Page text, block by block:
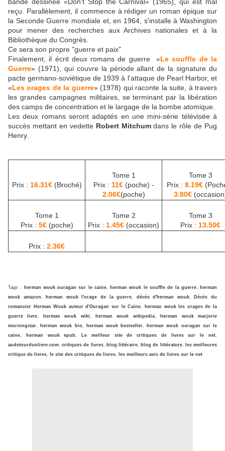
reçu. Parallèlement, il commence à rédiger un roman épique sur
la Seconde Guerre mondiale et, en 1964, s'installe à Washington
pour mener des recherches aux Archives nationales et à la
Bibliothèque du Congrès.
Ce sera son propre "guerre et paix"
Finalement, il écrit deux romans de guerre «Le souffle de la
Guerre» (1971), qui couvre la période allant de la signature du
pacte germano-soviétique de 1939 à l'attaque de Pearl Harbor, et
«Les orages de la guerre» (1978) qui raconte la suite, à travers
les grandes campagnes militaires, se terminant par la libération
des camps de concentration et le largage de la bombe atomique.
Les deux romans seront adaptés en une mini-série télévisée à
succès mettant en vedette Robert Mitchumdans le rôle de Pug
Henry.
Prix : 16.31€(Broché)
Tome 1
Prix : 11€(poche) -
2.06€(poche)
Tome 3
Prix : 8.19€
3.80€
Tome 1
Prix : 5€ (poche)
Tome 2
Prix : 1.45€ (occasion)
Tome 3
Prix : 13.50€
Prix : 2.36€
Tags : herman wouk ouragan sur le caine, herman wouk le souffle de la guerre, herman
wouk amazon
herman wouk l'orage de la guerre décès d'herman wouk,
Décès du
romancier Herman Wouk auteur d'Ouragan sur le Caine
herman wouk les orages de la
guerre livre
herman wouk wiki herman wouk wikipedia, herman wouk marjorie
morningstar
herman wouk bio herman wouk bestseller
herman wouk ouragan sur le
caine
herman wouk epub Le meilleur site de critiques de livres sur le net
audetourdunlivre.com critiques de livres, blog littéraire blog de littérature,
les meilleures
critique de livres
le site des critiques de livres les meilleurs avis de livres sur le net